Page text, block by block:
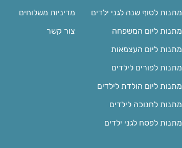
מתנות לסוף שנה לגני ילדים
מתנות ליום המשפחה
מתנות ליום העצמאות
מתנות לפורים לילדים
מתנות ליום הולדת לילדים
מתנות לחנוכה לילדים
מתנות לפסח לגני ילדים
מדיניות משלוחים
צור קשר